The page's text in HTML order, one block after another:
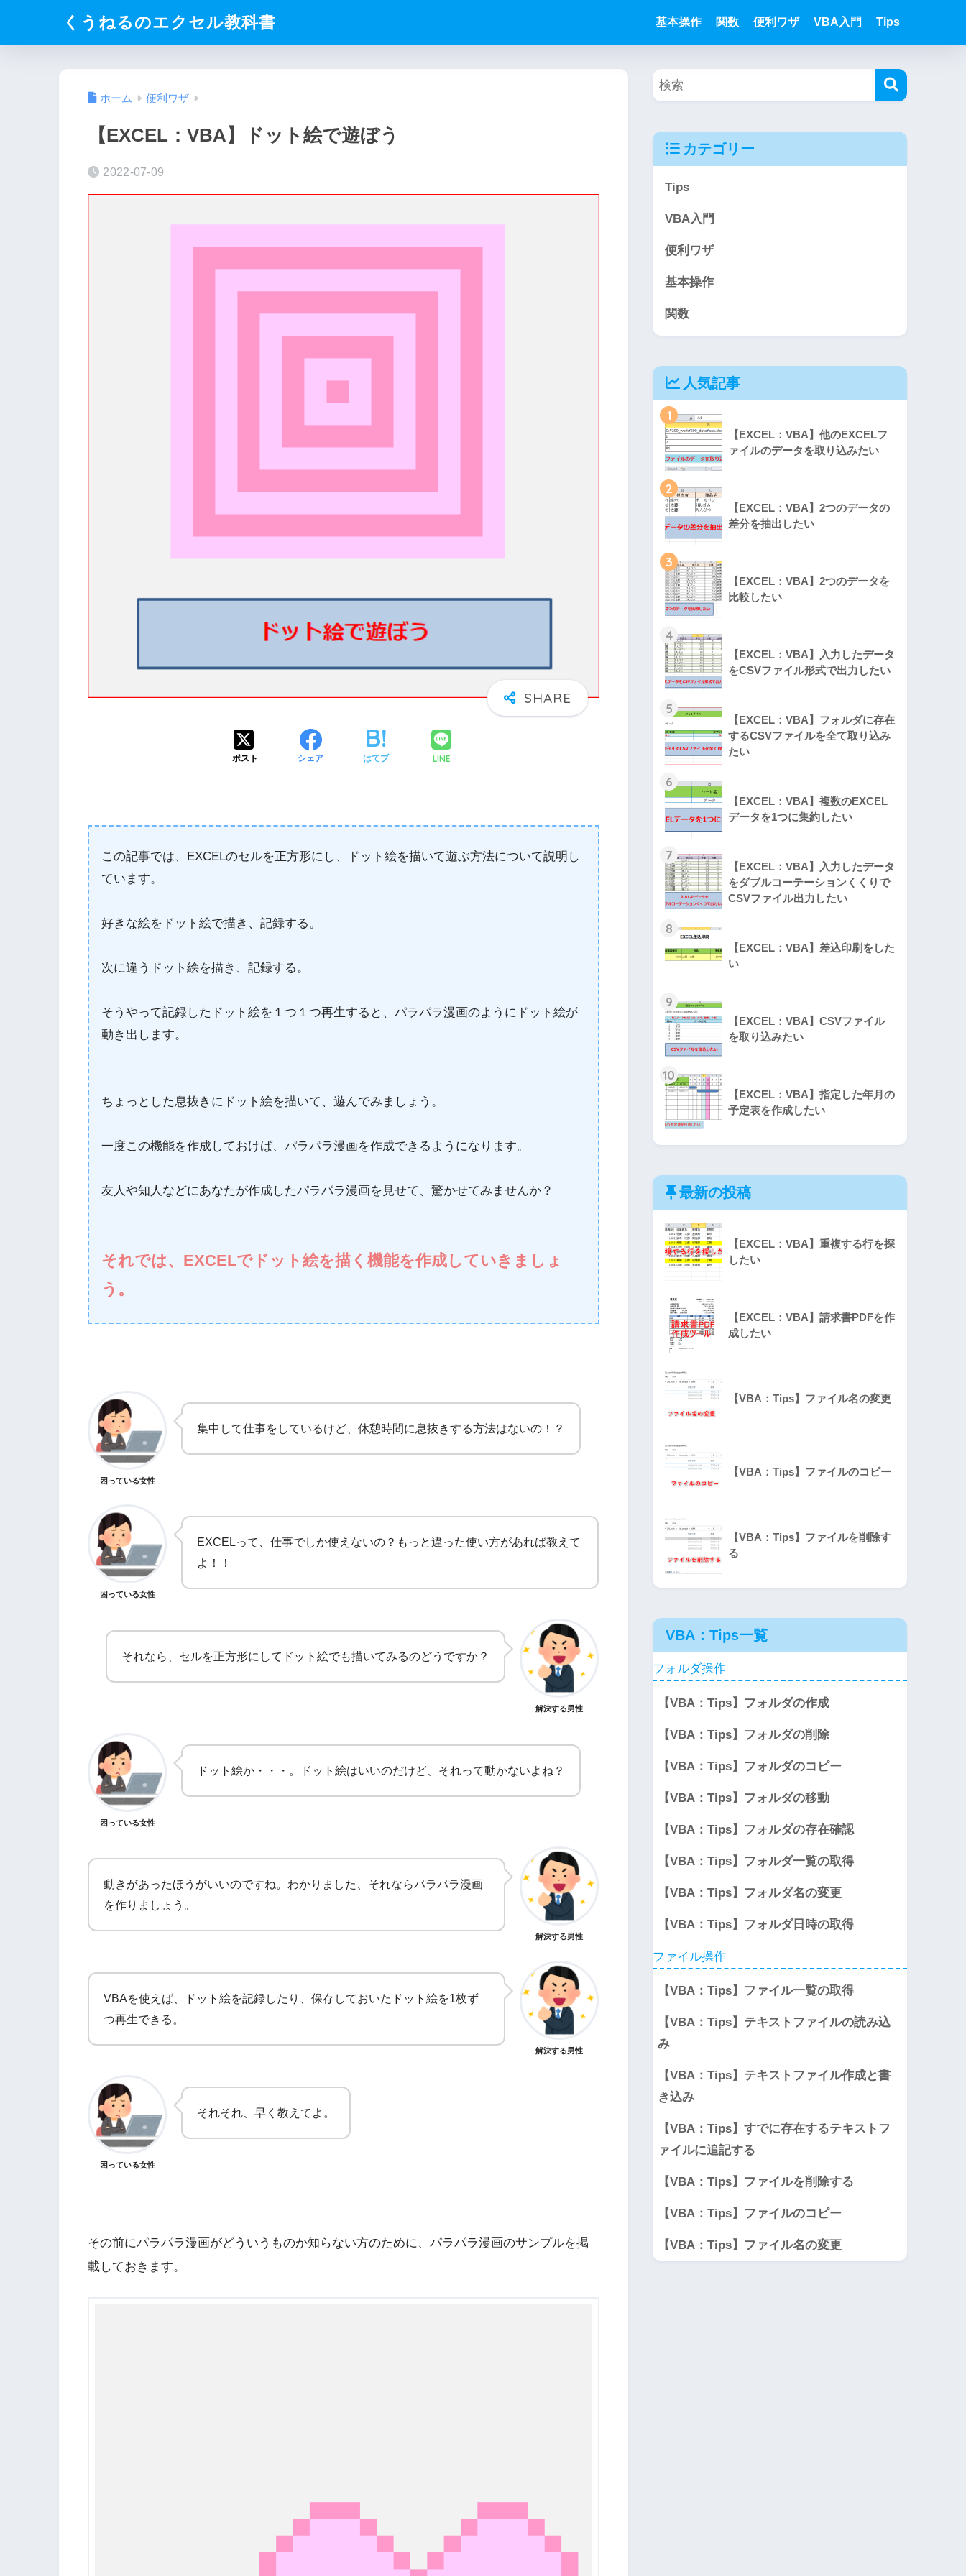
くうねるのエクセル教科書 基本操作 関数 便利ワザ VBA入門 Tips
ホーム 便利ワザ
【EXCEL：VBA】ドット絵で遊ぼう
2022-07-09
ポスト シェア はてブ LINE
この記事では、EXCELのセルを正方形にし、ドット絵を描いて遊ぶ方法について説明し
ています。
好きな絵をドット絵で描き、記録する。
次に違うドット絵を描き、記録する。
そうやって記録したドット絵を１つ１つ再生すると、パラパラ漫画のようにドット絵が
動き出します。
ちょっとした息抜きにドット絵を描いて、遊んでみましょう。
一度この機能を作成しておけば、パラパラ漫画を作成できるようになります。
友人や知人などにあなたが作成したパラパラ漫画を見せて、驚かせてみませんか？
それでは、EXCELでドット絵を描く機能を作成していきましょ
う。
困っている女性
集中して仕事をしているけど、休憩時間に息抜きする方法はないの！？
困っている女性
EXCELって、仕事でしか使えないの？もっと違った使い方があれば教えて
よ！！
それなら、セルを正方形にしてドット絵でも描いてみるのどうですか？
解決する男性
困っている女性
ドット絵か・・・。ドット絵はいいのだけど、それって動かないよね？
動きがあったほうがいいのですね。わかりました、それならパラパラ漫画
を作りましょう。
解決する男性
VBAを使えば、ドット絵を記録したり、保存しておいたドット絵を1枚ず
つ再生できる。
解決する男性
困っている女性
それそれ、早く教えてよ。
その前にパラパラ漫画がどういうものか知らない方のために、パラパラ漫画のサンプルを掲
載しておきます。
カテゴリー
Tips
VBA入門
便利ワザ
基本操作
関数
人気記事
1
【EXCEL：VBA】他のEXCELフ
ァイルのデータを取り込みたい
2
【EXCEL：VBA】2つのデータの
差分を抽出したい
3
【EXCEL：VBA】2つのデータを
比較したい
4
【EXCEL：VBA】入力したデータ
をCSVファイル形式で出力したい
5
【EXCEL：VBA】フォルダに存在
するCSVファイルを全て取り込み
たい
6
【EXCEL：VBA】複数のEXCEL
データを1つに集約したい
7
【EXCEL：VBA】入力したデータ
をダブルコーテーションくくりで
CSVファイル出力したい
8
【EXCEL：VBA】差込印刷をした
い
9
【EXCEL：VBA】CSVファイル
を取り込みたい
10
【EXCEL：VBA】指定した年月の
予定表を作成したい
最新の投稿
【EXCEL：VBA】重複する行を探
したい
【EXCEL：VBA】請求書PDFを作
成したい
【VBA：Tips】ファイル名の変更
【VBA：Tips】ファイルのコピー
【VBA：Tips】ファイルを削除す
る
VBA：Tips一覧
フォルダ操作
【VBA：Tips】フォルダの作成
【VBA：Tips】フォルダの削除
【VBA：Tips】フォルダのコピー
【VBA：Tips】フォルダの移動
【VBA：Tips】フォルダの存在確認
【VBA：Tips】フォルダ一覧の取得
【VBA：Tips】フォルダ名の変更
【VBA：Tips】フォルダ日時の取得
ファイル操作
【VBA：Tips】ファイル一覧の取得
【VBA：Tips】テキストファイルの読み込
み
【VBA：Tips】テキストファイル作成と書
き込み
【VBA：Tips】すでに存在するテキストフ
ァイルに追記する
【VBA：Tips】ファイルを削除する
【VBA：Tips】ファイルのコピー
【VBA：Tips】ファイル名の変更